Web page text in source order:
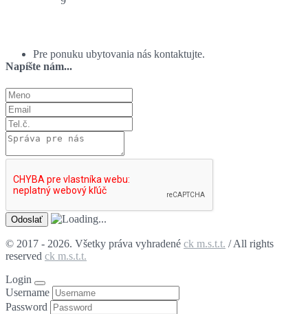
Pre ponuku ubytovania nás kontaktujte.
Napíšte nám...
© 2017 - 2026. Všetky práva vyhradené ck m.s.t.t. / All rights
reserved ck m.s.t.t.
Login
Username
Password